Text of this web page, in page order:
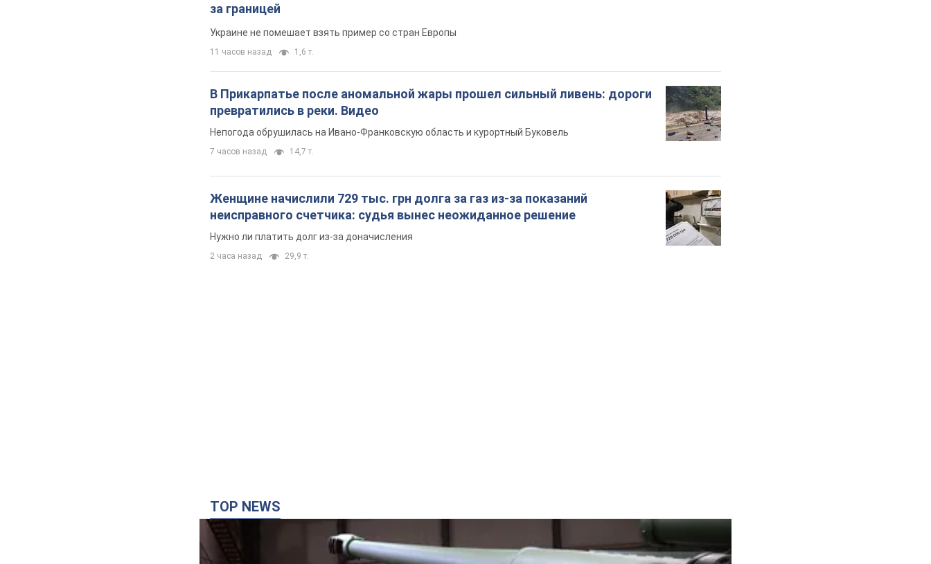
за границей
Украине не помешает взять пример со стран Европы
11 часов назад 1,6 т.
В Прикарпатье после аномальной жары прошел сильный ливень: дороги
превратились в реки. Видео
Непогода обрушилась на Ивано-Франковскую область и курортный Буковель
7 часов назад 14,7 т.
Женщине начислили 729 тыс. грн долга за газ из-за показаний
неисправного счетчика: судья вынес неожиданное решение
Нужно ли платить долг из-за доначисления
2 часа назад 29,9 т.
TOP NEWS